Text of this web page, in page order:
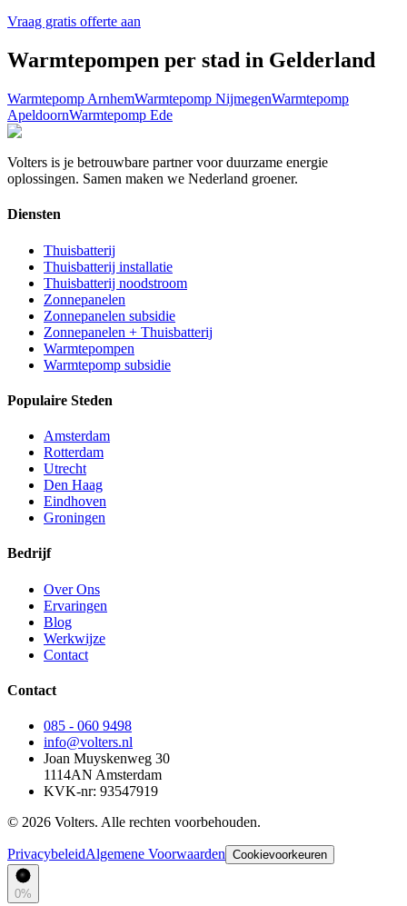
Vraag gratis offerte aan
Warmtepompen per stad in Gelderland
Warmtepomp ArnhemWarmtepomp NijmegenWarmtepomp
ApeldoornWarmtepomp Ede
Volters is je betrouwbare partner voor duurzame energie
oplossingen. Samen maken we Nederland groener.
Diensten
Thuisbatterij
Thuisbatterij installatie
Thuisbatterij noodstroom
Zonnepanelen
Zonnepanelen subsidie
Zonnepanelen + Thuisbatterij
Warmtepompen
Warmtepomp subsidie
Populaire Steden
Amsterdam
Rotterdam
Utrecht
Den Haag
Eindhoven
Groningen
Bedrijf
Over Ons
Ervaringen
Blog
Werkwijze
Contact
Contact
085 - 060 9498
info@volters.nl
Joan Muyskenweg 30
1114AN Amsterdam
KVK-nr: 93547919
© 2026 Volters. Alle rechten voorbehouden.
PrivacybeleidAlgemene Voorwaarden Cookievoorkeuren
0%